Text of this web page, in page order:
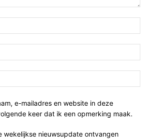
e-mailadres en website in deze
keer dat ik een opmerking maak.
wekelijkse nieuwsupdate ontvangen